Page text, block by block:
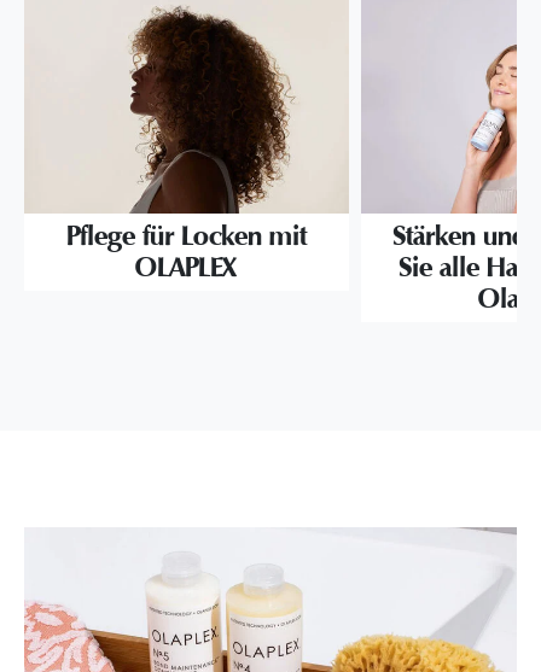
Pflege für Locken mit
OLAPLEX
Stärken und
Sie alle